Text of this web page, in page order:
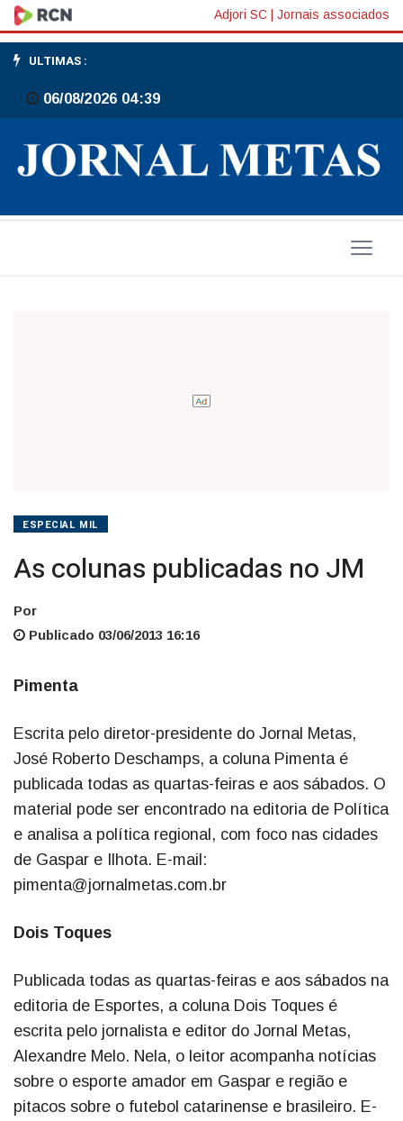
As
colunas
publicadas
no
JM
Adjori SC Jornais associados
ULTIMAS :
06/08/2026 04:39
ESPECIAL MIL
As colunas publicadas no JM
Por
Publicado 03/06/2013 16:16
Pimenta
Escrita pelo diretor-presidente do Jornal Metas,
José Roberto Deschamps, a coluna Pimenta é
publicada todas as quartas-feiras e aos sábados. O
material pode ser encontrado na editoria de Política
e analisa a política regional, com foco nas cidades
de Gaspar e Ilhota. E-mail:
pimenta@jornalmetas.com.br
Dois Toques
Publicada todas as quartas-feiras e aos sábados na
editoria de Esportes, a coluna Dois Toques é
escrita pelo jornalista e editor do Jornal Metas,
Alexandre Melo. Nela, o leitor acompanha notícias
sobre o esporte amador em Gaspar e região e
pitacos sobre o futebol catarinense e brasileiro. E-